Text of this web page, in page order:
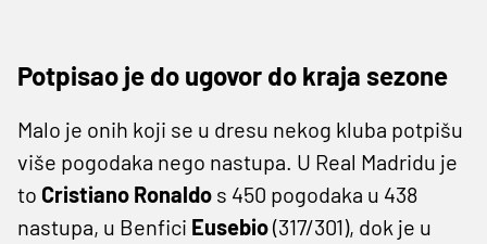
Potpisao je do ugovor do kraja sezone
Malo je onih koji se u dresu nekog kluba potpišu
više pogodaka nego nastupa. U Real Madridu je
to Cristiano Ronaldo s 450 pogodaka u 438
nastupa, u Benfici Eusebio(317/301), dok je u